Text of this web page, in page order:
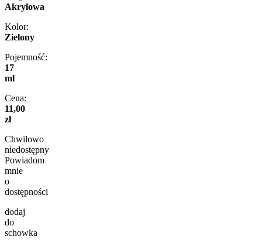
Akrylowa
Kolor:
Zielony
Pojemność:
17
ml
Cena:
11,00
zł
Chwilowo
niedostępny
Powiadom
mnie
o
dostępności
dodaj
do
schowka